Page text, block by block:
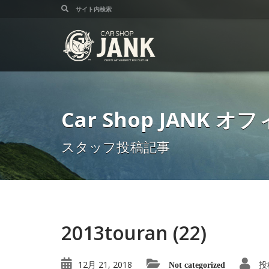
Car Shop JANK オフ
スタッフ投稿記事
2013touran (22)
12月 21, 2018 Not categorized